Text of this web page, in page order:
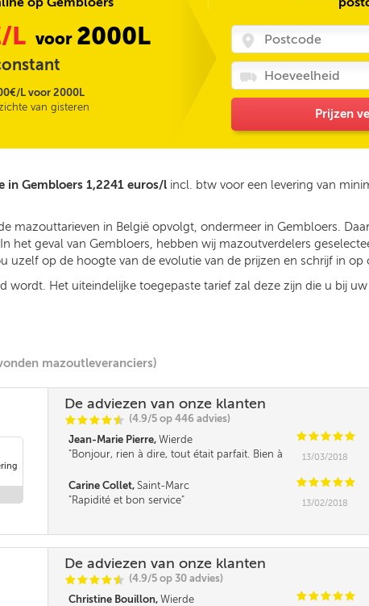
L voor 2000L
L voor 2000L
van gisteren
Prijzen
Gembloers 1,2241 euros/l incl. btw voor een levering van
mazouttarieven in België opvolgt, ondermeer in Gembloers.
het geval van Gembloers, hebben wij mazoutverdelers
uzelf op de hoogte van de evolutie van de prijzen en schrijf in
Het uiteindelijke toegepaste tarief zal deze zijn die u bij
mazoutleveranciers)
De adviezen van onze klanten
CCCCi
@ (4.9/5 op 446 advies)
Jean-Marie Pierre, Wierde CCCCC
Bonjour, rien à dire, tout était parfait. Bien à
13/03/2018
Carine Collet, Saint-Marc CCCCC
Rapidité et bon service
13/02/2018
De adviezen van onze klanten
CCCCi
@ (4.9/5 op 30 advies)
Christine Bouillon, Wierde CCCCC